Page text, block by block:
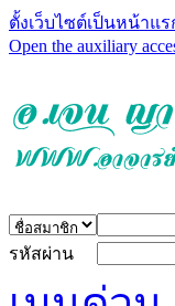
ตั้งเว็บไซต์เป็นหน้าแร
Open the auxiliary
รหัสผ่าน